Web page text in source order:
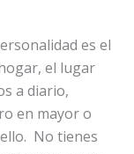
es el
el lugar
a diario,
en mayor o
No tienes